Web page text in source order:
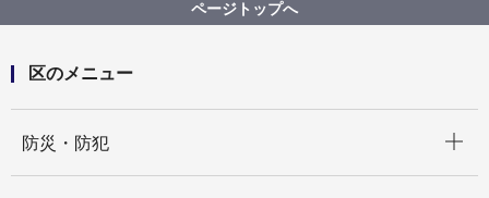
ページトップへ
区のメニュー
防災・防犯